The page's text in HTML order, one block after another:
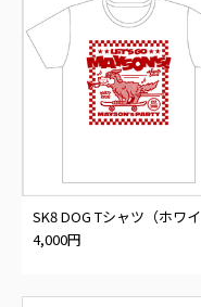
SK8 DOG Tシャツ（ホワイ
ト）
4,000円